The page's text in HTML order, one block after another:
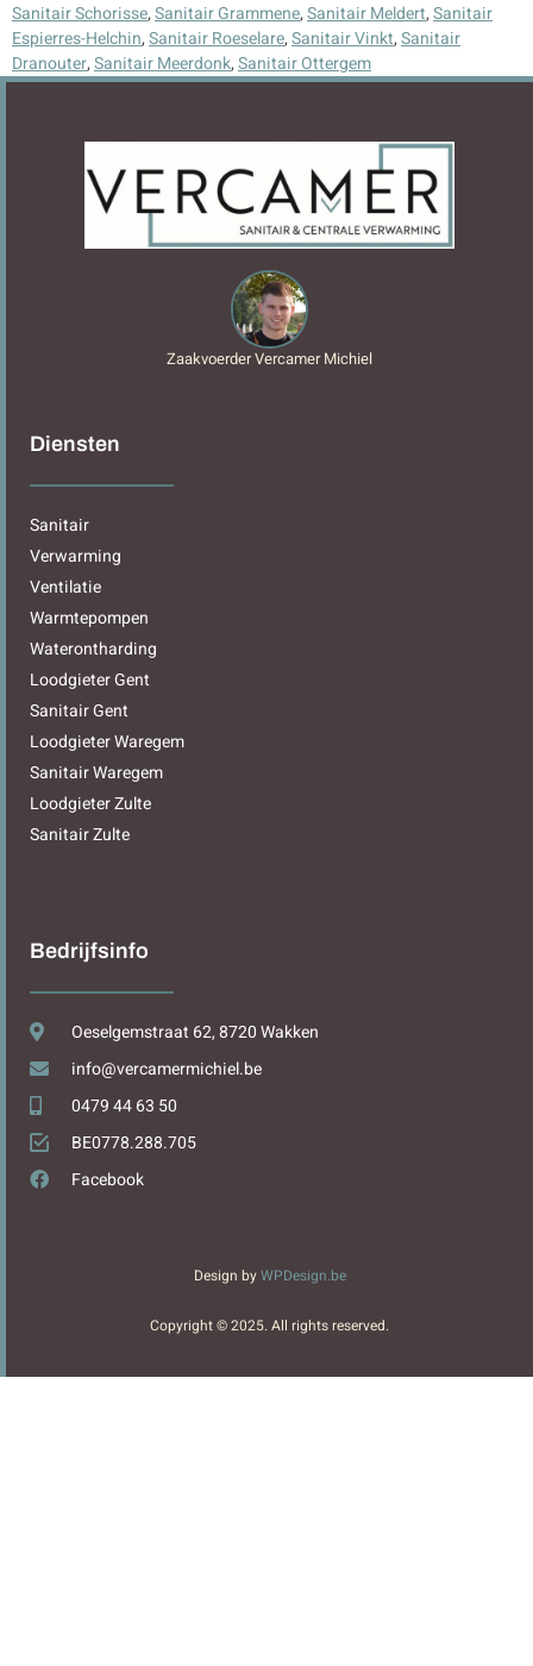
Sanitair Schorisse,Sanitair Grammene,Sanitair Meldert,Sanitair
Espierres-Helchin,Sanitair Roeselare,Sanitair Vinkt,Sanitair
Dranouter,Sanitair Meerdonk,Sanitair Ottergem
Zaakvoerder Vercamer Michiel
Diensten
Sanitair
Verwarming
Ventilatie
Warmtepompen
Waterontharding
Loodgieter Gent
Sanitair Gent
Loodgieter Waregem
Sanitair Waregem
Loodgieter Zulte
Sanitair Zulte
Bedrijfsinfo
Oeselgemstraat 62, 8720 Wakken
info@vercamermichiel.be
0479 44 63 50
BE0778.288.705
Facebook
Design byWPDesign.be
Copyright © 2025. All rights reserved.